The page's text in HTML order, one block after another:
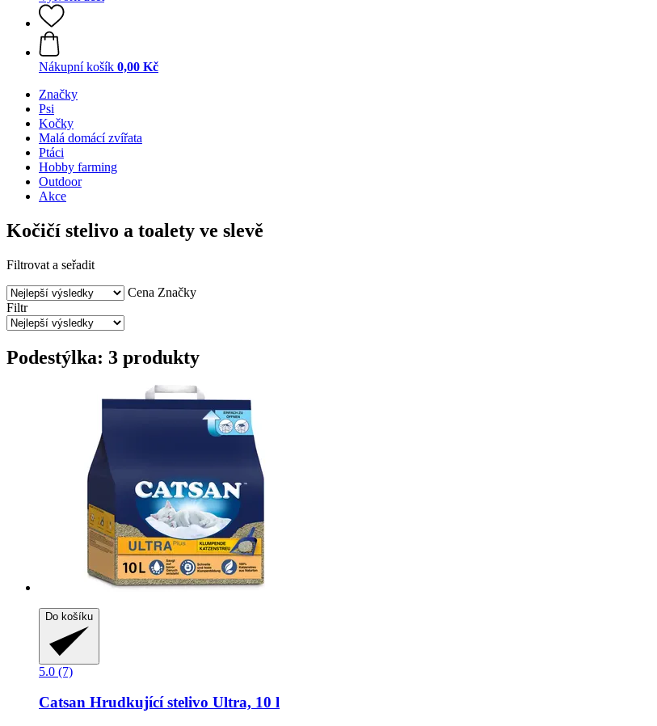
Nákupní košík 0,00 Kč
Značky
Psi
Kočky
Malá domácí zvířata
Ptáci
Hobby farming
Outdoor
Akce
Kočičí stelivo a toalety ve slevě
Filtrovat a seřadit
Cena Značky
Filtr
Podestýlka: 3 produkty
Do košíku
5.0 (7)
Catsan Hrudkující stelivo Ultra, 10 l